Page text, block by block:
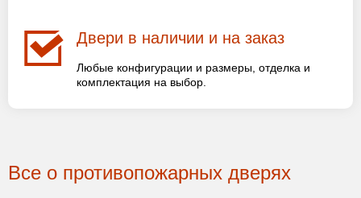
Двери в наличии и на заказ
Любые конфигурации и размеры, отделка и
комплектация на выбор.
Все о противопожарных дверях